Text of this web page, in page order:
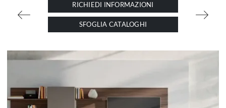
RICHIEDI INFORMAZIONI
SFOGLIA CATALOGHI